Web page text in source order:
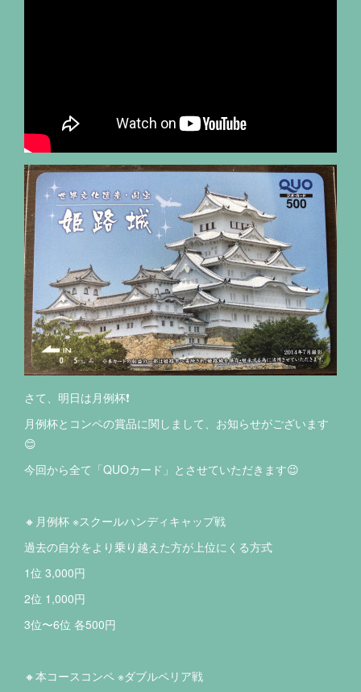
さて、明日は月例杯❗️
月例杯とコンペの賞品に関しまして、お知らせがございます
😊
今回から全て「QUOカード」とさせていただきます😉
🔸月例杯 ※スクールハンディキャップ戦
過去の自分をより乗り越えた方が上位にくる方式
1位 3,000円
2位 1,000円
3位〜6位 各500円
🔸本コースコンペ ※ダブルペリア戦